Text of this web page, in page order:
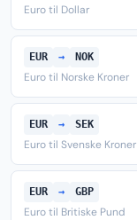
Euro til Dollar
EUR → NOK
Euro til Norske Kroner
EUR → SEK
Euro til Svenske Kroner
EUR → GBP
Euro til Britiske Pund